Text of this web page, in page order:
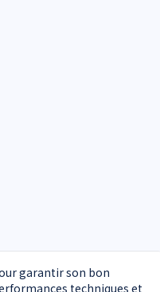
garantir son bon
techniques et